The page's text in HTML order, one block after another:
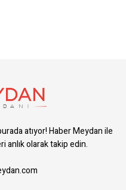
atıyor! Haber Meydan ile
olarak takip edin.